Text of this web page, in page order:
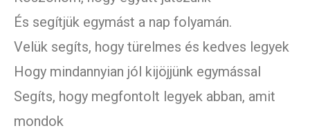
És segítjük egymást a nap folyamán.
Velük segíts, hogy türelmes és kedves legyek
Hogy mindannyian jól kijöjjünk egymással
Segíts, hogy megfontolt legyek abban, amit
mondok